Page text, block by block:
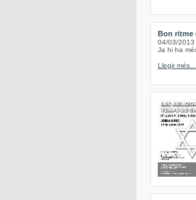
Bon ritme
04/03/2013
Ja hi ha
Llegir més...